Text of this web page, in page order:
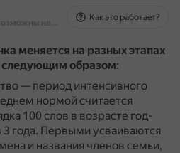
На основе источников, возможны неточности
Как это работает?
меняется на разных этапах
следующим образом:
— период интенсивного
нормой считается
100 слов в возрасте год-
года. Первыми усваиваются
и названия членов семьи,